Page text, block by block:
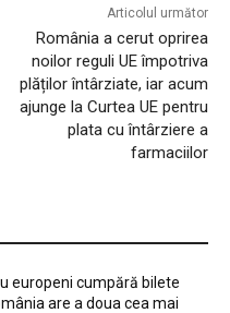
Articolul următor
România a cerut oprirea
noilor reguli UE împotriva
plăților întârziate, iar acum
ajunge la Curtea UE pentru
plata cu întârziere a
farmaciilor
europeni cumpără bilete
are a doua cea mai